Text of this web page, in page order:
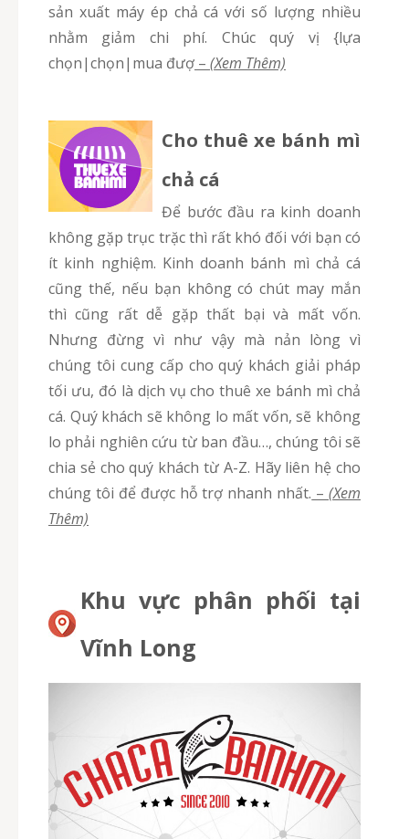
sản xuất máy ép chả cá với số lượng nhiều
nhằm giảm chi phí. Chúc quý vị {lựa
chọn|chọn|mua đượ – (Xem Thêm)
Cho thuê xe bánh mì
chả cá
Để bước đầu ra kinh doanh
không gặp trục trặc thì rất khó đối với bạn có
ít kinh nghiệm. Kinh doanh bánh mì chả cá
cũng thế, nếu bạn không có chút may mắn
thì cũng rất dễ gặp thất bại và mất vốn.
Nhưng đừng vì như vậy mà nản lòng vì
chúng tôi cung cấp cho quý khách giải pháp
tối ưu, đó là dịch vụ cho thuê xe bánh mì chả
cá. Quý khách sẽ không lo mất vốn, sẽ không
lo phải nghiên cứu từ ban đầu…, chúng tôi sẽ
chia sẻ cho quý khách từ A-Z. Hãy liên hệ cho
chúng tôi để được hỗ trợ nhanh nhất. –(Xem
Thêm)
Khu vực phân phối tại
Vĩnh Long